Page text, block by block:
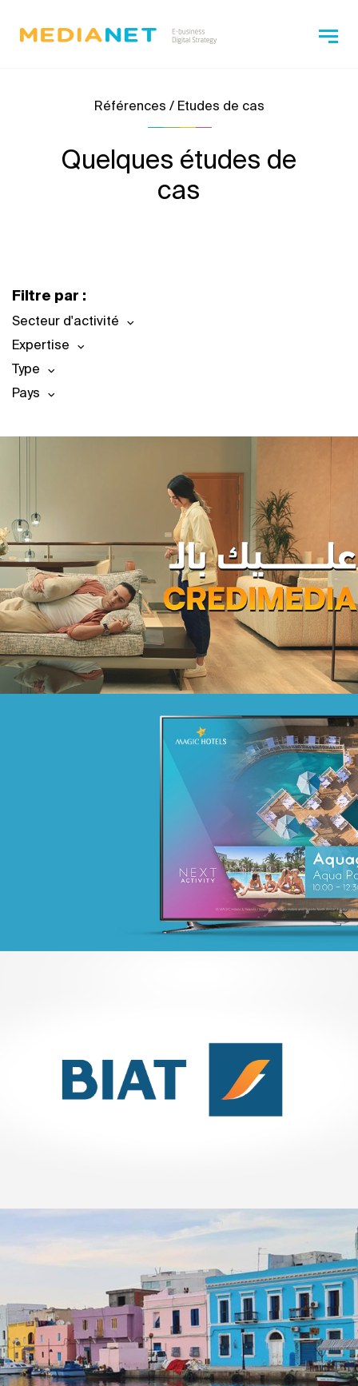
Références / Etudes de cas
Quelques études de
cas
Filtre par :
Secteur d'activité
Expertise
Type
Pays